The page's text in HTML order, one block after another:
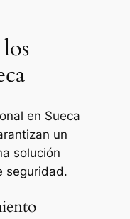
en Sueca
un
solución
seguridad.